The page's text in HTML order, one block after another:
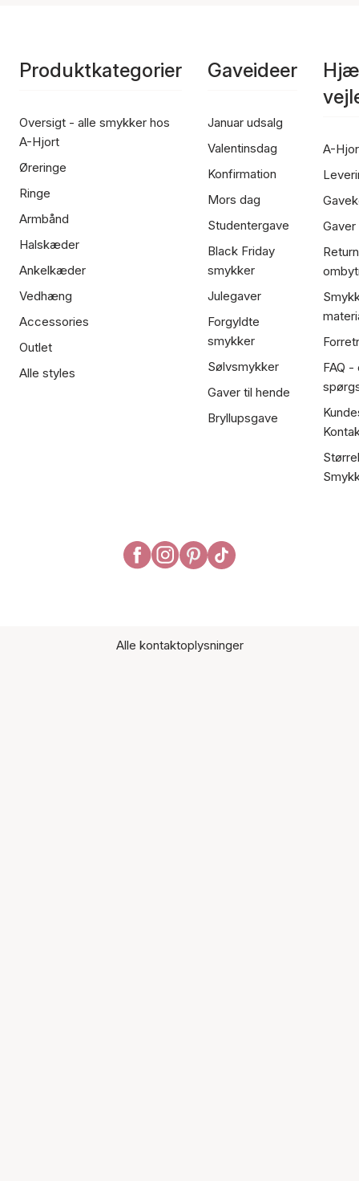
Produktkategorier
Oversigt - alle smykker hos
A-Hjort
Øreringe
Ringe
Armbånd
Halskæder
Ankelkæder
Vedhæng
Accessories
Outlet
Alle styles
Gaveideer
Januar udsalg
Valentinsdag
Konfirmation
Mors dag
Studentergave
Black Friday
smykker
Julegaver
Forgyldte
smykker
Sølvsmykker
Gaver til hende
Bryllupsgave
A-
FAQ
Alle kontaktoplysninger